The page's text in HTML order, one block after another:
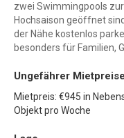
zwei Swimmingpools
Hochsaison geöffnet
der Nähe kostenlos
besonders für Familien,
Ungefährer
Mietpreis: €945 in
Objekt pro Woche